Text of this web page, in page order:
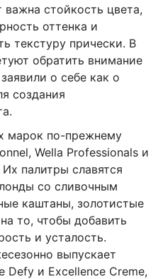
важна стойкость цвета,
оттенка и
текстуру прически. В
обратить внимание
о себе как о
создания
марок по-прежнему
Wella Professionals и
палитры славятся
со сливочным
каштаны, золотистые
то, чтобы добавить
и усталость.
выпускает
Defy и Excellence Creme,